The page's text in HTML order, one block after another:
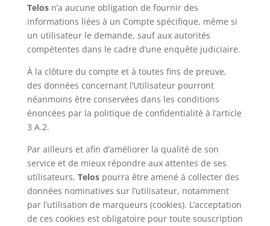
Telosn’a aucune obligation de fournir des
informations liées à un Compte spécifique, même si
un utilisateur le demande, sauf aux autorités
compétentes dans le cadre d’une enquête judiciaire.
À la clôture du compte et à toutes fins de preuve,
des données concernant l’Utilisateur pourront
néanmoins être conservées dans les conditions
énoncées par la politique de confidentialité à l’article
3 A.2.
Par ailleurs et afin d’améliorer la qualité de son
service et de mieux répondre aux attentes de ses
utilisateurs, Telospourra être amené à collecter des
données nominatives sur l’utilisateur, notamment
par l’utilisation de marqueurs (cookies). L’acceptation
de ces cookies est obligatoire pour toute souscription